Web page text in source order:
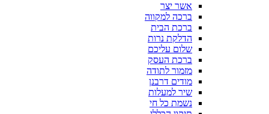
אשר יצר
ברכה למקווה
ברכת הבית
הדלקת נרות
שלום עליכם
ברכת העסק
מזמור לתודה
מודים דרבנן
שיר למעלות
נשמת כל חי